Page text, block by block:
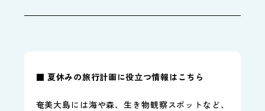
■ 夏休みの旅行計画に役立つ情報はこちら
奄美大島には海や森、生き物観察スポットなど、